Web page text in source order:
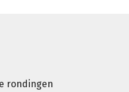
rondingen